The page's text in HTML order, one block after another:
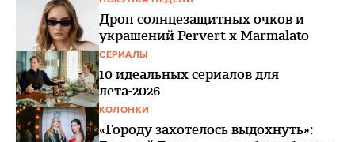
Дроп солнцезащитных очков и
украшений Pervert x Marmalato
СЕРИАЛЫ
10 идеальных сериалов для
лета-2026
КОЛОНКИ
«Городу захотелось выдохнуть»: